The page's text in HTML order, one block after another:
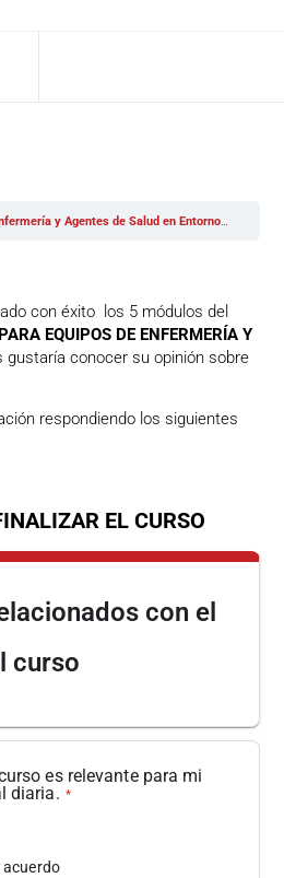
Salud Bucal para Equipos de Enfermería y Agentes de Salud en Entornos Hospitalarios y Comunitarios – Javeriana
con éxito los 5 módulos del
EQUIPOS DE ENFERMERÍA Y
gustaría conocer su opinión sobre
respondiendo los siguientes
EL CURSO
con el
curso
es relevante para mi
diaria. *
acuerdo